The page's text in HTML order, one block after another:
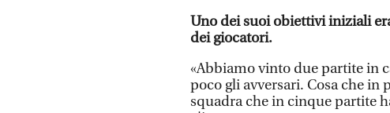
Uno dei suoi obiettivi iniziali
dei giocatori.
«Abbiamo vinto due partite in
poco gli avversari. Cosa che in
squadra che in cinque partite